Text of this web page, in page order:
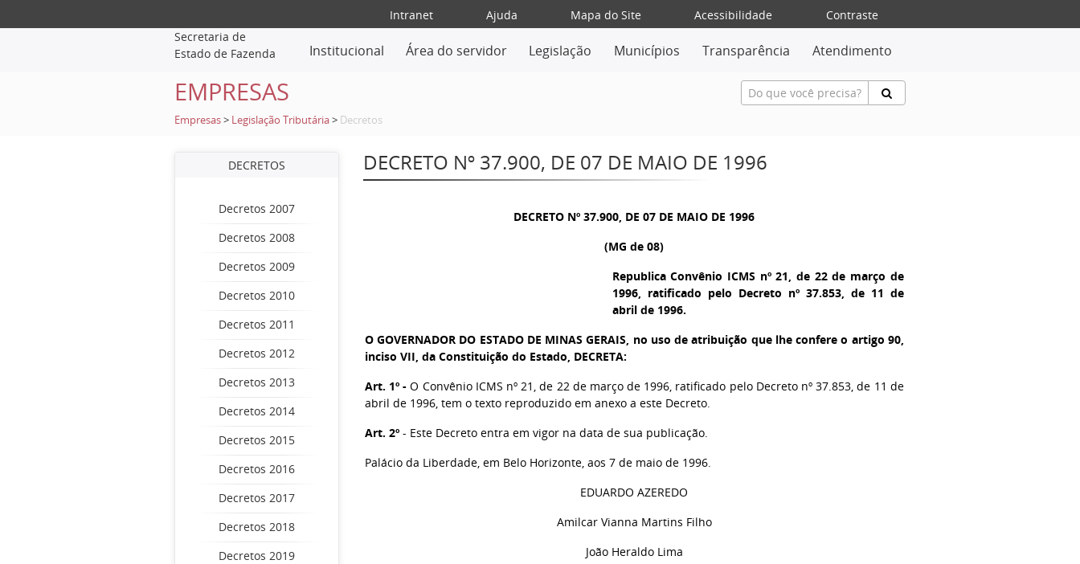
Intranet Ajuda Mapa do Site Acessibilidade
Contraste
Secretaria de
Estado de Fazenda
Institucional Área do servidor Legislação Municípios Transparência Atendimento
EMPRESAS
Empresas > Legislação Tributária > Decretos
DECRETOS
Decretos 2007
Decretos 2008
Decretos 2009
Decretos 2010
Decretos 2011
Decretos 2012
Decretos 2013
Decretos 2014
Decretos 2015
Decretos 2016
Decretos 2017
Decretos 2018
Decretos 2019
DECRETO Nº 37.900, DE 07 DE MAIO DE 1996
DECRETO Nº 37.900, DE 07 DE MAIO DE 1996
(MG de 08)
Republica Convênio ICMS nº 21, de 22 de março de
1996, ratificado pelo Decreto nº 37.853, de 11 de
abril de 1996.
O GOVERNADOR DO ESTADO DE MINAS GERAIS, no uso de atribuição que lhe confere o artigo 90,
inciso VII, da Constituição do Estado, DECRETA:
Art. 1º - O Convênio ICMS nº 21, de 22 de março de 1996, ratificado pelo Decreto nº 37.853, de 11 de
abril de 1996, tem o texto reproduzido em anexo a este Decreto.
Art. 2º- Este Decreto entra em vigor na data de sua publicação.
Palácio da Liberdade, em Belo Horizonte, aos 7 de maio de 1996.
EDUARDO AZEREDO
Amilcar Vianna Martins Filho
João Heraldo Lima